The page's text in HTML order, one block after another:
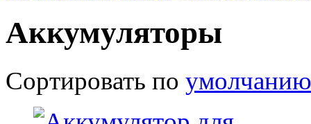
Аккумуляторы
Сортировать по умолчанию